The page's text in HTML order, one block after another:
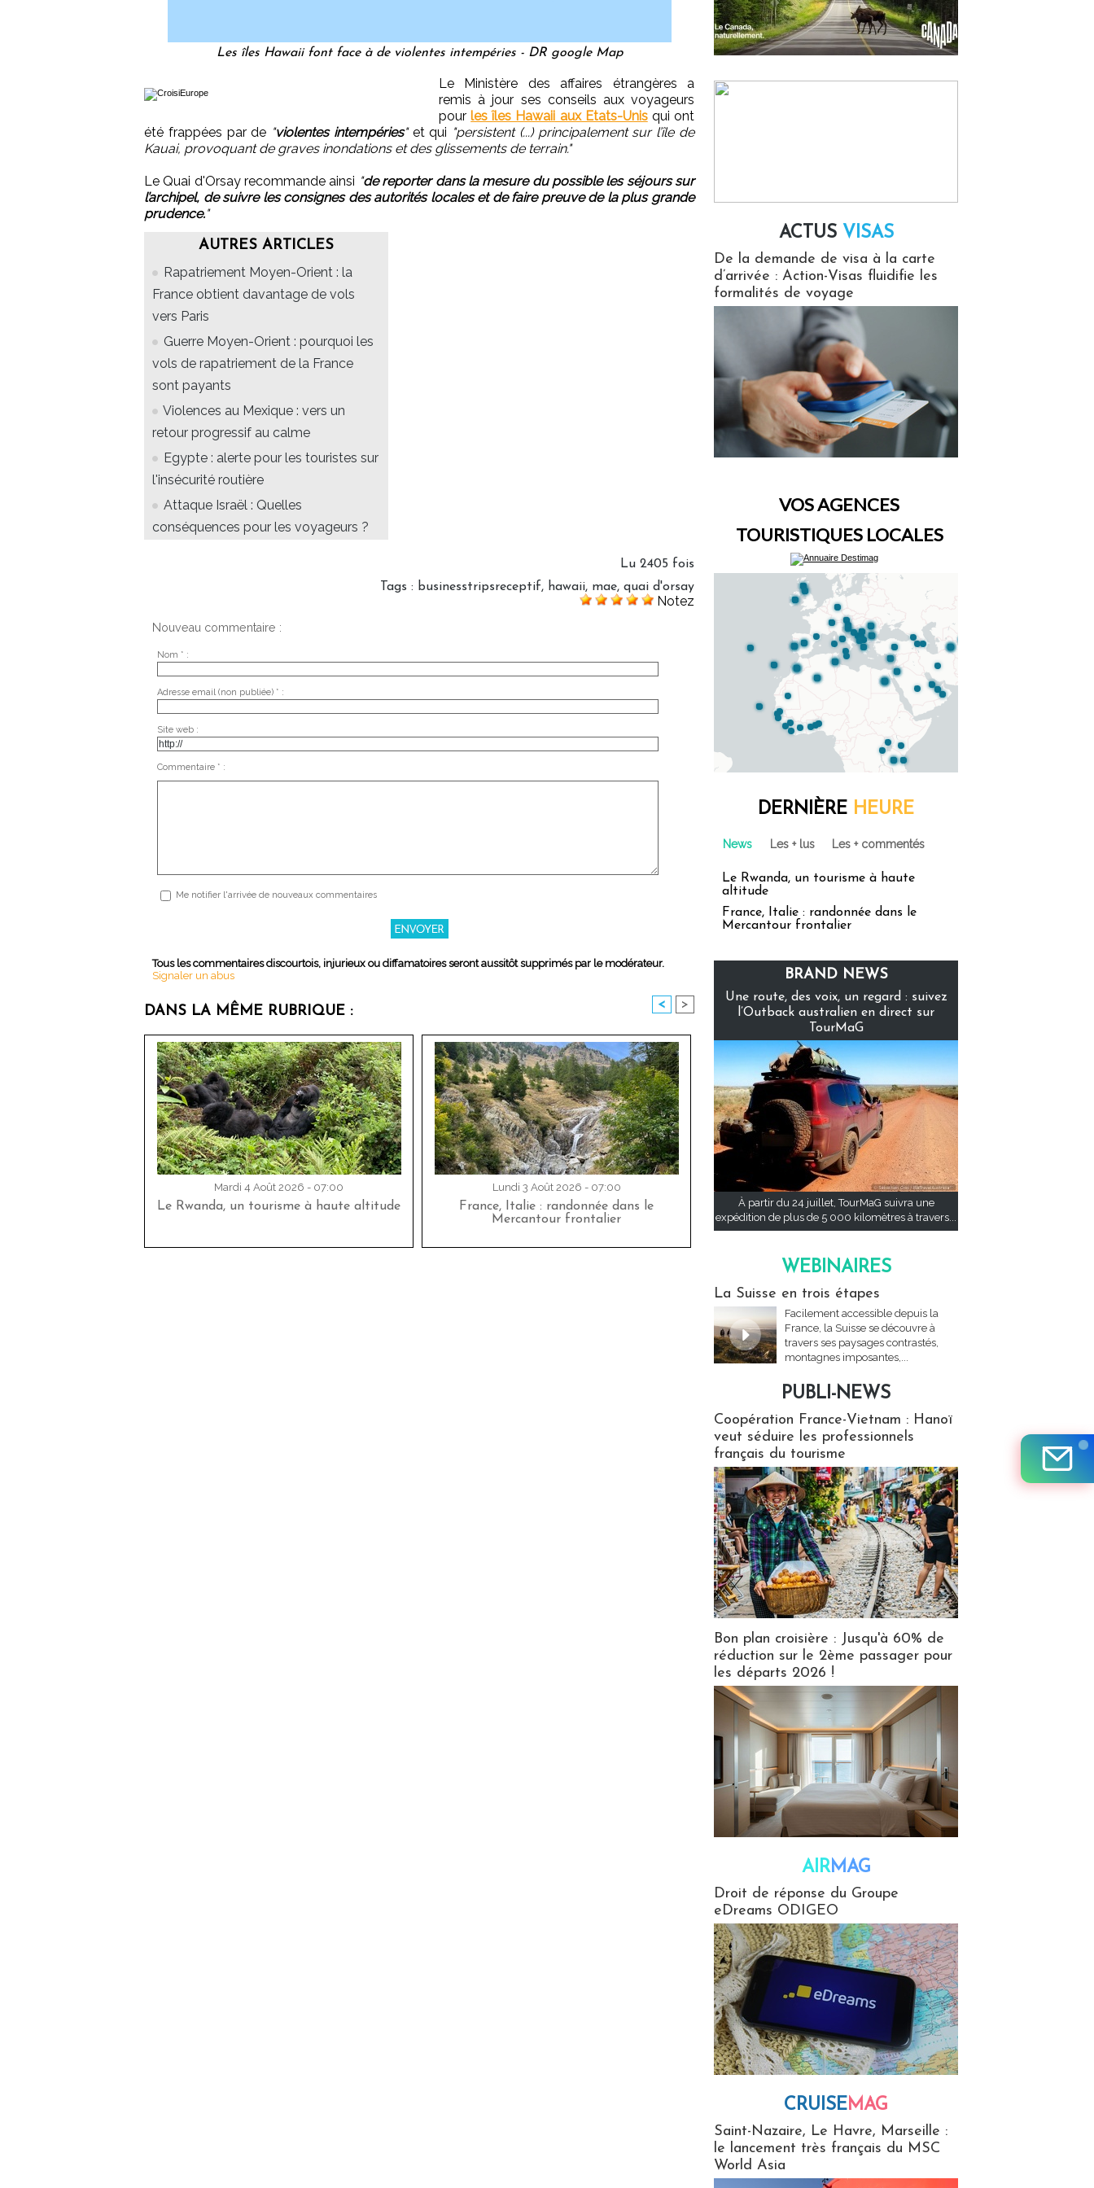
Les îles Hawaii font face à de violentes intempéries - DR google Map
Le Ministère des affaires étrangères a
remis à jour ses conseils aux voyageurs
pourles îles Hawaii aux Etats-Unisqui ont
été frappées par de "violentes intempéries"et qui "persistent (...) principalement sur l’île de
Kauai, provoquant de graves inondations et des glissements de terrain."
Le Quai d'Orsay recommande ainsi "de reporter dans la mesure du possible les séjours sur
l’archipel, de suivre les consignes des autorités locales et de faire preuve de la plus grande
prudence."
AUTRES ARTICLES
Rapatriement Moyen-Orient : la
France obtient davantage de vols
vers Paris
Guerre Moyen-Orient : pourquoi les
vols de rapatriement de la France
sont payants
Violences au Mexique : vers un
retour progressif au calme
Egypte : alerte pour les touristes sur
l'insécurité routière
Attaque Israël : Quelles
conséquences pour les voyageurs ?
Lu 2405 fois
Tags : businesstripsreceptif, hawaii, mae, quai d'orsay
Notez
Nouveau commentaire :
Nom * :
Adresse email (non publiée) * :
Site web :
Commentaire * :
Me notifier l'arrivée de nouveaux commentaires
Tous les commentaires discourtois, injurieux ou diffamatoires seront aussitôt supprimés par le modérateur.
Signaler un abus
DANS LA MÊME RUBRIQUE : < >
Mardi 4 Août 2026 - 07:00
Le Rwanda, un tourisme à haute altitude
Lundi 3 Août 2026 - 07:00
France, Italie : randonnée dans le
Mercantour frontalier
ACTUS VISAS
De la demande de visa à la carte
d’arrivée : Action-Visas fluidifie les
formalités de voyage
VOS AGENCES
TOURISTIQUES LOCALES
DERNIÈRE HEURE
News Les + lus Les + commentés
Le Rwanda, un tourisme à haute
altitude
France, Italie : randonnée dans le
Mercantour frontalier
BRAND NEWS
Une route, des voix, un regard : suivez
l’Outback australien en direct sur
TourMaG
À partir du 24 juillet, TourMaG suivra une
expédition de plus de 5 000 kilomètres à travers...
WEBINAIRES
La Suisse en trois étapes
Facilement accessible depuis la
France, la Suisse se découvre à
travers ses paysages contrastés,
montagnes imposantes,...
PUBLI-NEWS
Coopération France-Vietnam : Hanoï
veut séduire les professionnels
français du tourisme
Bon plan croisière : Jusqu'à 60% de
réduction sur le 2ème passager pour
les départs 2026 !
AIRMAG
Droit de réponse du Groupe
eDreams ODIGEO
CRUISEMAG
Saint-Nazaire, Le Havre, Marseille :
le lancement très français du MSC
World Asia